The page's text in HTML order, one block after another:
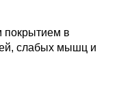
покрытием в
слабых мышц и